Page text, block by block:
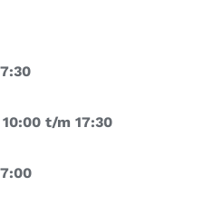
t/m 17:30